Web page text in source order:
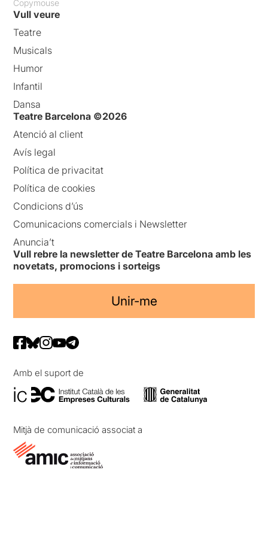
Copymouse
Vull veure
Teatre
Musicals
Humor
Infantil
Dansa
Teatre Barcelona ©2026
Atenció al client
Avís legal
Política de privacitat
Política de cookies
Condicions d’ús
Comunicacions comercials i Newsletter
Anuncia’t
Vull rebre la newsletter de Teatre Barcelona amb les
novetats, promocions i sorteigs
Unir-me
Amb el suport de
Mitjà de comunicació associat a